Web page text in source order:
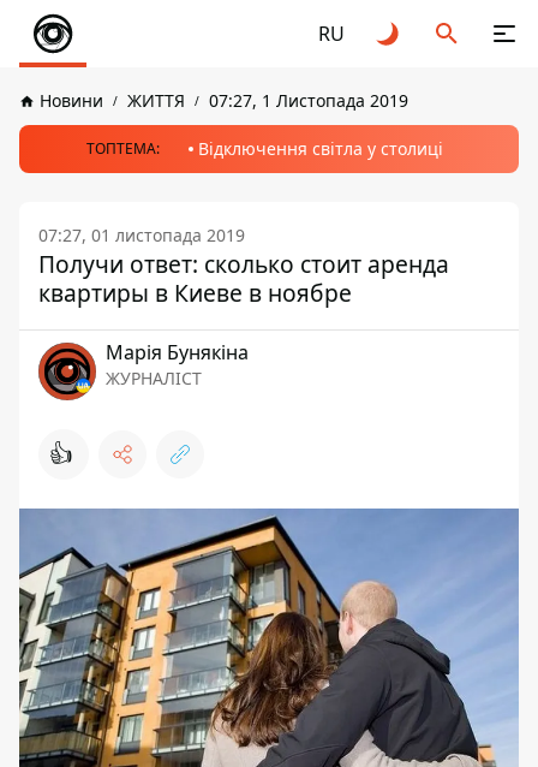
RU
Новини ЖИТТЯ 07:27, 1 Листопада 2019
ТОПТЕМА: Відключення світла у столиці
07:27, 01 листопада 2019
Получи ответ: сколько стоит аренда
квартиры в Киеве в ноябре
Марія Бунякіна
ЖУРНАЛІСТ
👍